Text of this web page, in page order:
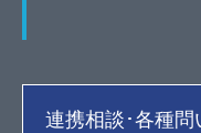
連携相談･各種問